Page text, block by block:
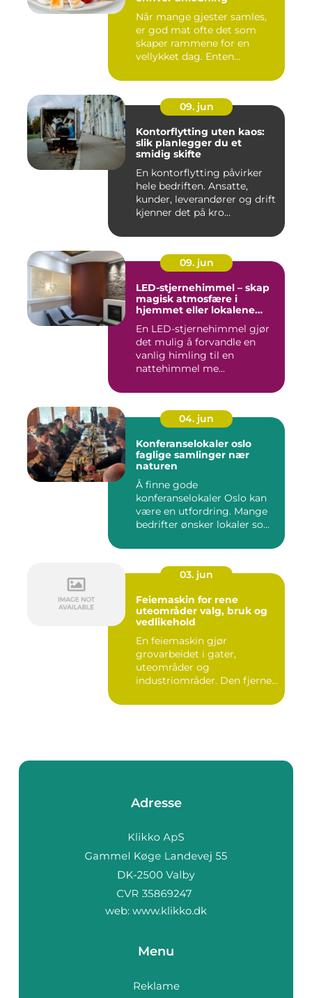
Når mange gjester samles,
er god mat ofte det som
skaper rammene for en
vellykket dag. Enten
09. jun
Kontorflytting uten kaos:
slik planlegger du et
smidig skifte
En kontorflytting påvirker
hele bedriften. Ansatte,
kunder, leverandører og drift
kjenner det på kro...
09. jun
LED-stjernehimmel – skap
magisk atmosfære i
hjemmet eller lokalene
En LED-stjernehimmel gjør
det mulig å forvandle en
vanlig himling til en
nattehimmel me...
04. jun
Konferanselokaler oslo
faglige samlinger nær
naturen
Å finne gode
konferanselokaler Oslo kan
være en utfordring. Mange
bedrifter ønsker lokaler som
03. jun
Feiemaskin for rene
uteområder valg, bruk og
vedlikehold
En feiemaskin gjør
grovarbeidet i gater,
uteområder og
industriområder. Den fjerner
Adresse
web: www.klikko.dk
Menu
Reklame